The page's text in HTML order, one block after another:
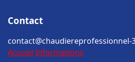
Contact
contact@chaudiereprofessionnel-
Accueil Informations